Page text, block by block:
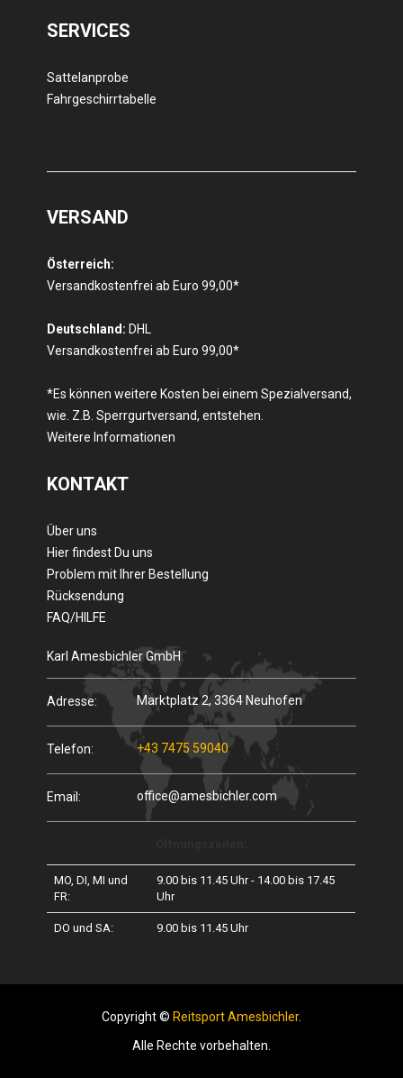
SERVICES
Sattelanprobe
Fahrgeschirrtabelle
VERSAND
Österreich:
Versandkostenfrei ab Euro 99,00*
Deutschland: DHL
Versandkostenfrei ab Euro 99,00*
*Es können weitere Kosten bei einem Spezialversand,
wie. Z.B. Sperrgurtversand, entstehen.
Weitere Informationen
KONTAKT
Über uns
Hier findest Du uns
Problem mit Ihrer Bestellung
Rücksendung
FAQ/HILFE
Karl Amesbichler GmbH
Adresse: Marktplatz 2, 3364 Neuhofen
Telefon: +43 7475 59040
Email: office@amesbichler.com
MO, DI, MI und
FR:
9.00 bis 11.45 Uhr - 14.00 bis 17.45
Uhr
DO und SA: 9.00 bis 11.45 Uhr
Copyright © Reitsport Amesbichler.
Alle Rechte vorbehalten.